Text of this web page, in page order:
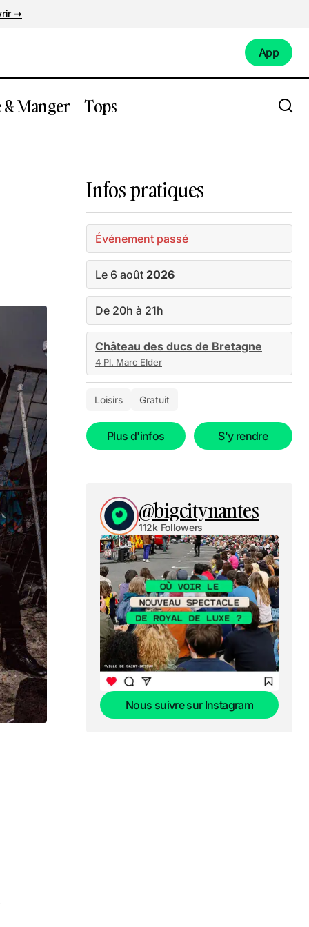
➞
App
Manger Tops
Kiniata
Infos pratiques
Événement passé
Le 6 août 2026
De 20h à 21h
Château des ducs de Bretagne
4 Pl. Marc Elder
Loisirs Gratuit
Plus d'infos S'y rendre
@bigcitynantes
112k Followers
Nous suivre sur Instagram